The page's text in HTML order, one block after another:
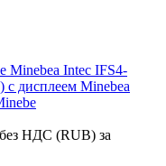
Intec IFS4-
дисплеем Minebea
НДС (RUB) за